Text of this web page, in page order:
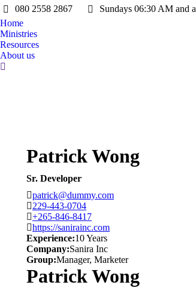
080 2558 2867 Sundays 06:30 AM and
Home
Ministries
Resources
About us
Search:
Patrick Wong
Sr. Developer
patrick@dummy.com
229-443-0704
+265-846-8417
https://sanirainc.com
Experience:10 Years
Company:Sanira Inc
Group:Manager, Marketer
Patrick Wong